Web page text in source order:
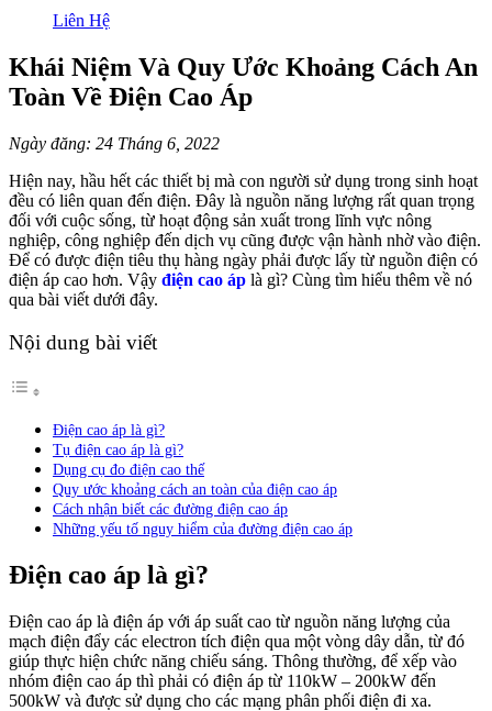
Liên Hệ
Khái Niệm Và Quy Ước Khoảng Cách An
Toàn Về Điện Cao Áp
Ngày đăng: 24 Tháng 6, 2022
Hiện nay, hầu hết các thiết bị mà con người sử dụng trong sinh hoạt
đều có liên quan đến điện. Đây là nguồn năng lượng rất quan trọng
đối với cuộc sống, từ hoạt động sản xuất trong lĩnh vực nông
nghiệp, công nghiệp đến dịch vụ cũng được vận hành nhờ vào điện.
Để có được điện tiêu thụ hàng ngày phải được lấy từ nguồn điện có
điện áp cao hơn. Vậy điện cao áp là gì? Cùng tìm hiểu thêm về nó
qua bài viết dưới đây.
Nội dung bài viết
Điện cao áp là gì?
Tụ điện cao áp là gì?
Dụng cụ đo điện cao thế
Quy ước khoảng cách an toàn của điện cao áp
Cách nhận biết các đường điện cao áp
Những yếu tố nguy hiểm của đường điện cao áp
Điện cao áp là gì?
Điện cao áp là điện áp với áp suất cao từ nguồn năng lượng của
mạch điện đẩy các electron tích điện qua một vòng dây dẫn, từ đó
giúp thực hiện chức năng chiếu sáng. Thông thường, để xếp vào
nhóm điện cao áp thì phải có điện áp từ 110kW – 200kW đến
500kW và được sử dụng cho các mạng phân phối điện đi xa.